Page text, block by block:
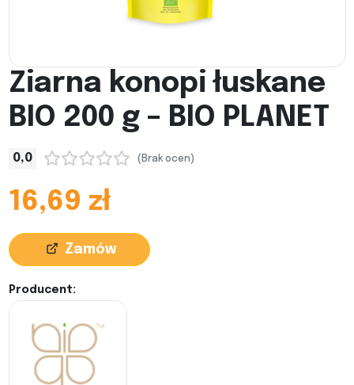
Ziarna konopi łuskane
BIO 200 g – BIO PLANET
0,0 (Brak ocen)
16,69 zł
Zamów
Producent: